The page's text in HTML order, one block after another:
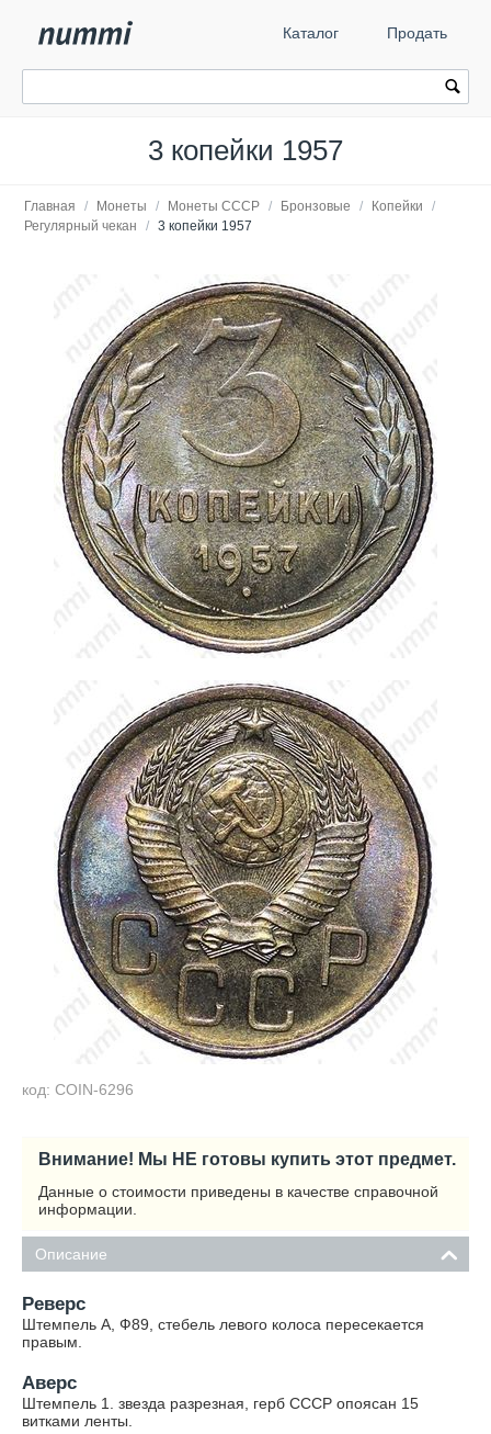
Каталог Продать
3 копейки 1957
Главная / Монеты / Монеты СССР / Бронзовые / Копейки
/
Регулярный чекан
/ 3 копейки 1957
код: COIN-6296
Внимание! Мы НЕ готовы купить этот предмет.
Данные о стоимости приведены в качестве справочной
информации.
Описание
Реверс
Штемпель А, Ф89, стебель левого колоса пересекается
правым.
Аверс
Штемпель 1. звезда разрезная, герб СССР опоясан 15
витками ленты.